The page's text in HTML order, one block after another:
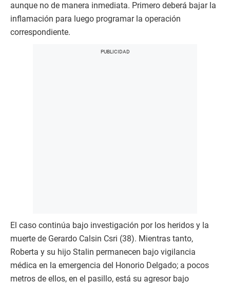
aunque no de manera inmediata. Primero deberá bajar la
inflamación para luego programar la operación
correspondiente.
El caso continúa bajo investigación por los heridos y la
muerte de Gerardo Calsin Csri (38). Mientras tanto,
Roberta y su hijo Stalin permanecen bajo vigilancia
médica en la emergencia del Honorio Delgado; a pocos
metros de ellos, en el pasillo, está su agresor bajo